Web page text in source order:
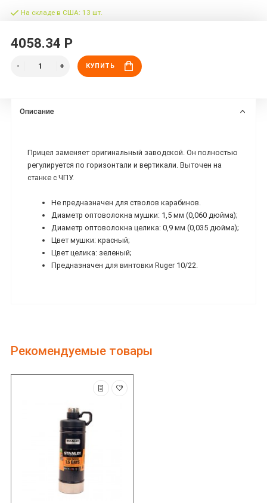
На складе в США: 13 шт.
4058.34 Р
КУПИТЬ
Описание
Прицел заменяет оригинальный заводской. Он полностью
регулируется по горизонтали и вертикали. Выточен на
станке с ЧПУ.
Не предназначен для стволов карабинов.
Диаметр оптоволокна мушки: 1,5 мм (0,060 дюйма);
Диаметр оптоволокна целика: 0,9 мм (0,035 дюйма);
Цвет мушки: красный;
Цвет целика: зеленый;
Предназначен для винтовки Ruger 10/22.
Рекомендуемые товары